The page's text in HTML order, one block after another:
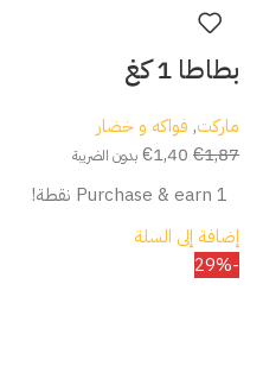
بطاطا 1 كغ
ماركت, فواكه و خضار
€1,87
€1,40 بدون الضريبة
Purchase & earn 1 نقطة!
إضافة إلى السلة
-29%